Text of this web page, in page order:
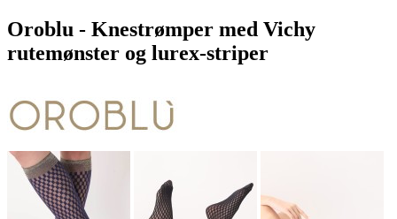
Oroblu - Knestrømper med Vichy
rutemønster og lurex-striper